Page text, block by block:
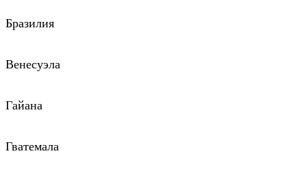
Бразилия
Венесуэла
Гайана
Гватемала